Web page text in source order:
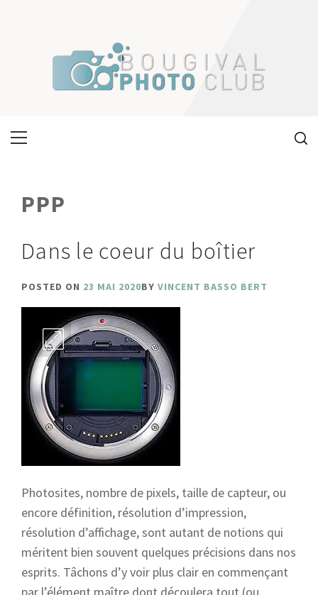
Primary
PPP
Dans le coeur du boîtier
POSTED ON 23 MAI 2020BY VINCENT BASSO BERT
Photosites, nombre de pixels, taille de capteur, ou
encore définition, résolution d’impression,
résolution d’affichage, sont autant de notions qui
méritent bien souvent quelques précisions dans nos
esprits. Tâchons d’y voir plus clair en commençant